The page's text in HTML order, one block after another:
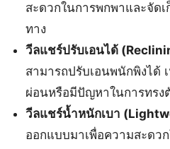
สะดวกในการพกพาและจัด
ทาง
วีลแชร์ปรับเอนได้
สามารถปรับเอนพนักพิงได้
ผ่อนหรือมีปัญหาในการทรง
วีลแชร์น้ำหนักเบา
ออกแบบมาเพื่อความสะดว